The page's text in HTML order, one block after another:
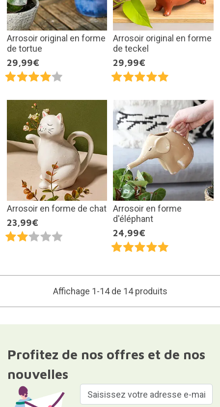
Arrosoir original en forme
de tortue
29,99€
Arrosoir original en forme
de teckel
29,99€
Arrosoir en forme de chat
23,99€
Arrosoir en forme
d'éléphant
24,99€
Affichage 1-14 de 14 produits
Profitez de nos offres et de nos
nouvelles